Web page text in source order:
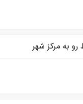
به مرکز شهر